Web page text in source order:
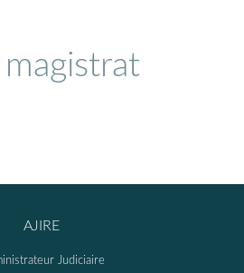
AJIRE
Judiciaire